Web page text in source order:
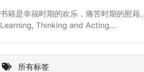
书籍是幸福时期的欢乐，痛苦时期的慰藉。
Learning, Thinking and Acting...
所有标签